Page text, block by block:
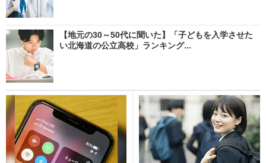
【地元の30～50代に聞いた】「子どもを入学させた
い北海道の公立高校」ランキング...